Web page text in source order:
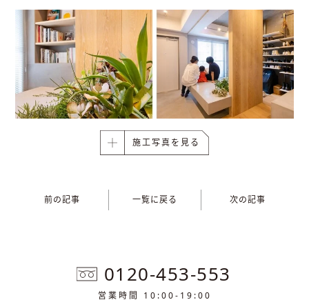
施工写真を見る
前の記事 一覧に戻る 次の記事
0120-453-553
営業時間 10:00-19:00